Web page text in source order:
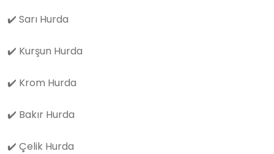
✔️ Sarı Hurda
✔️ Kurşun Hurda
✔️ Krom Hurda
✔️ Bakır Hurda
✔️ Çelik Hurda